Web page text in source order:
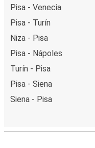
Pisa - Venecia
Pisa - Turín
Niza - Pisa
Pisa - Nápoles
Turín - Pisa
Pisa - Siena
Siena - Pisa